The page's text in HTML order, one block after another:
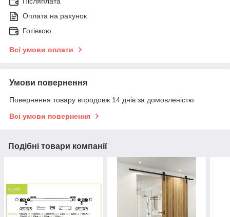
Оплата на рахунок
Готівкою
Всі умови оплати
Умови повернення
Повернення товару впродовж 14 днів за домовленістю
Всі умови повернення
Подібні товари компанії